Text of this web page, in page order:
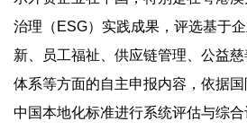
治理（ESG）实践成果，评选基于
新、员工福祉、供应链管理、公益
体系等方面的自主申报内容，依据
中国本地化标准进行系统评估与综